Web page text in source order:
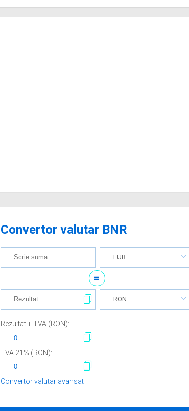
Convertor valutar BNR
EUR
=
RON
Rezultat + TVA (RON):
TVA 21 % (RON):
Convertor valutar avansat